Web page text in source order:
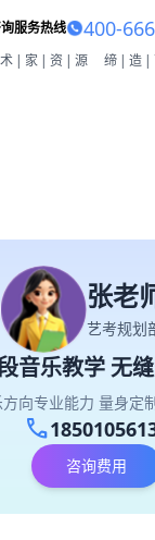
服务热线 400-
|家|资|源 缔|造
张老
艺考规划
音乐教学 无
向专业能力 量身定
call
咨询费用